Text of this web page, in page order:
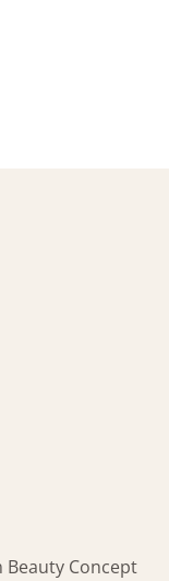
Beauty Concept